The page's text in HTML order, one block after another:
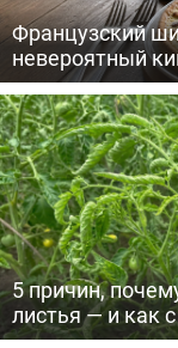
Французский
невероятный
5 причин,
листья — и как